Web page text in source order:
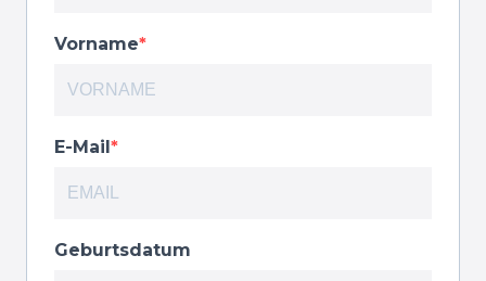
Vorname
E-Mail
Geburtsdatum